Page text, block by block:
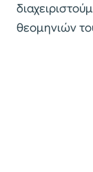
θεομηνιών